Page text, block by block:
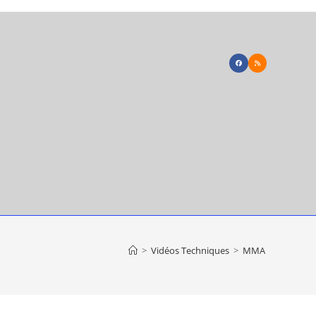
> Vidéos Techniques > MMA